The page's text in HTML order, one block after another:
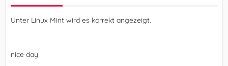
Unter Linux Mint wird es korrekt angezeigt.
nice day